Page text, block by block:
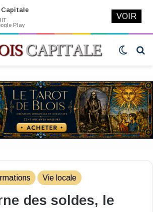
Switch
Vie locale
des soldes, le
Play
VOIR